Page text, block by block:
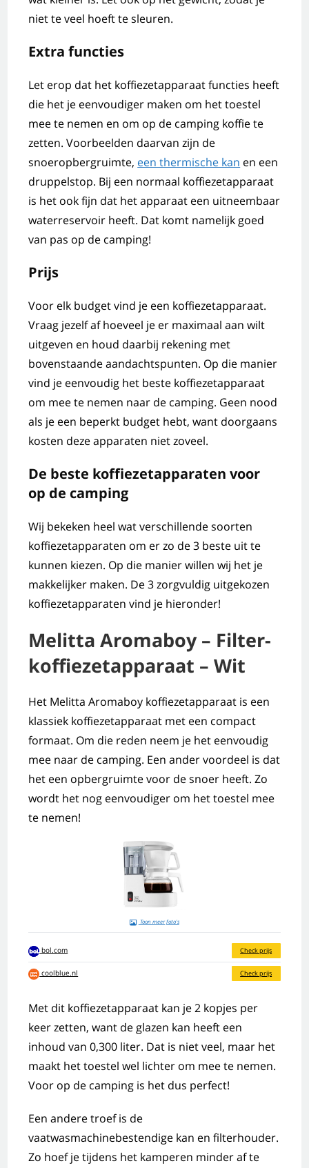
niet te veel hoeft te sleuren.
Extra functies
Let erop dat het koffiezetapparaat functies heeft
die het je eenvoudiger maken om het toestel
mee te nemen en om op de camping koffie te
zetten. Voorbeelden daarvan zijn de
snoeropbergruimte, een thermische kan en een
druppelstop. Bij een normaal koffiezetapparaat
is het ook fijn dat het apparaat een uitneembaar
waterreservoir heeft. Dat komt namelijk goed
van pas op de camping!
Prijs
Voor elk budget vind je een koffiezetapparaat.
Vraag jezelf af hoeveel je er maximaal aan wilt
uitgeven en houd daarbij rekening met
bovenstaande aandachtspunten. Op die manier
vind je eenvoudig het beste koffiezetapparaat
om mee te nemen naar de camping. Geen nood
als je een beperkt budget hebt, want doorgaans
kosten deze apparaten niet zoveel.
De beste koffiezetapparaten voor
op de camping
Wij bekeken heel wat verschillende soorten
koffiezetapparaten om er zo de 3 beste uit te
kunnen kiezen. Op die manier willen wij het je
makkelijker maken. De 3 zorgvuldig uitgekozen
koffiezetapparaten vind je hieronder!
Melitta Aromaboy – Filter-
koffiezetapparaat – Wit
Het Melitta Aromaboy koffiezetapparaat is een
klassiek koffiezetapparaat met een compact
formaat. Om die reden neem je het eenvoudig
mee naar de camping. Een ander voordeel is dat
het een opbergruimte voor de snoer heeft. Zo
wordt het nog eenvoudiger om het toestel mee
te nemen!
Toon meer foto's
bol.com Check prijs
coolblue.nl Check prijs
Met dit koffiezetapparaat kan je 2 kopjes per
keer zetten, want de glazen kan heeft een
inhoud van 0,300 liter. Dat is niet veel, maar het
maakt het toestel wel lichter om mee te nemen.
Voor op de camping is het dus perfect!
Een andere troef is de
vaatwasmachinebestendige kan en filterhouder.
Zo hoef je tijdens het kamperen minder af te